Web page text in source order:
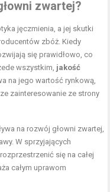
zwartej?
jęczmienia, a jej skutki
zbóż. Kiedy
się prawidłowo, co
wszystkim, jakość
na jego wartość rynkową,
zainteresowanie ze strony
na rozwój głowni zwartej,
W sprzyjających
się na całej
całym uprawom